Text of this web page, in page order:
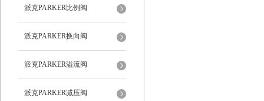
派克PARKER比例阀
派克PARKER换向阀
派克PARKER溢流阀
派克PARKER减压阀